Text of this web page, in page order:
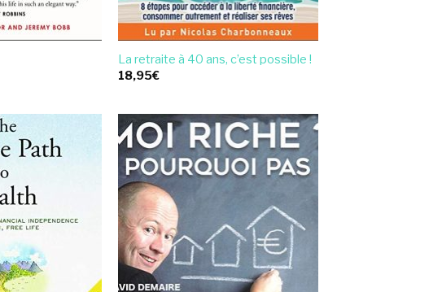
La retraite à 40 ans, c’est possible !
18,95€